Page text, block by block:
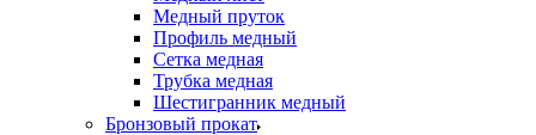
Медный пруток
Профиль медный
Сетка медная
Трубка медная
Шестигранник медный
Бронзовый прокат